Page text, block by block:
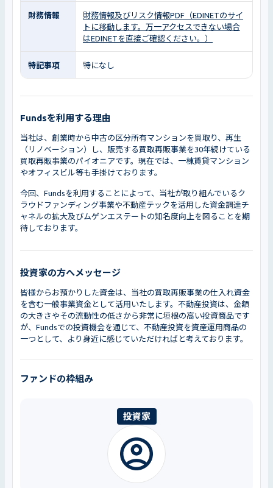
財務情報
財務情報及びリスク情報PDF（EDINETのサイ
トに移動します。万一アクセスできない場合
はEDINETを直接ご確認ください。）
特記事項 特になし
Fundsを利用する理由
当社は、創業時から中古の区分所有マンションを買取り、再生
（リノベーション）し、販売する買取再販事業を30年続けている
買取再販事業のパイオニアです。現在では、一棟賃貸マンション
やオフィスビル等も手掛けております。
今回、Fundsを利用することによって、当社が取り組んでいるク
ラウドファンディング事業や不動産テックを活用した資金調達チ
ャネルの拡大及びムゲンエステートの知名度向上を図ることを期
待しております。
投資家の方へメッセージ
皆様からお預かりした資金は、当社の買取再販事業の仕入れ資金
を含む一般事業資金 として活用いたします。不動産投資は、金額
の大きさやその流動性の低さから非常に垣根の高い投資商品です
が、Fundsでの投資機会を通じて、不動産投資を資産運用商品の
一つとして、より身近に感じていただければと考えております。
ファンドの枠組み
投資家